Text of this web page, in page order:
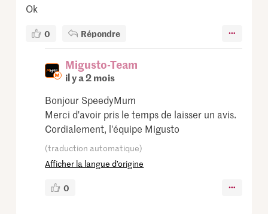
Ok
0 Répondre
Migusto-Team
il y a 2 mois
Bonjour SpeedyMum
Merci d'avoir pris le temps de laisser un avis.
Cordialement, l'équipe Migusto
(traduction automatique)
Afficher la langue d’origine
0